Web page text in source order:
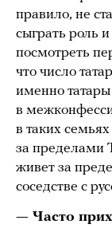
правило, не
сыграть роль
посмотреть
что число
именно
в
в таких
за пределами
живет за
соседстве с
— Часто